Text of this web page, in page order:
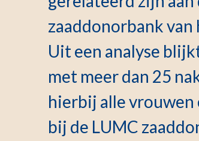
zaaddonorbank van
Uit een analyse
met meer dan 25
hierbij alle vrouwen
bij de LUMC